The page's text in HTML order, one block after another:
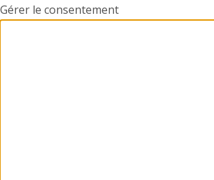
Gérer le consentement